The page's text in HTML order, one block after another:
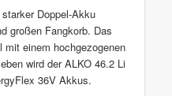
Doppel-Akku
großen Fangkorb. Das
einem hochgezogenen
wird der ALKO 46.2 Li
36V Akkus.